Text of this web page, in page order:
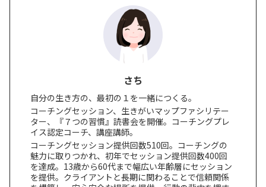
さち
自分の生き方の、最初の１を一緒につくる。
コーチングセッション、生きがいマップファシリテー
ター、『７つの習慣』読書会を開催。コーチングプレ
イス認定コーチ、講座講師。
コーチングセッション提供回数510回。コーチングの
魅力に取りつかれ、初年でセッション提供回数400回
を達成。13歳から60代まで幅広い年齢層にセッション
を提供。クライアントと長期に関わることで信頼関係